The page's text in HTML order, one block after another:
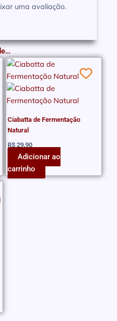
uma avaliação.
Ciabatta de Fermentação
Natural
R$29,90
Adicionar ao
carrinho